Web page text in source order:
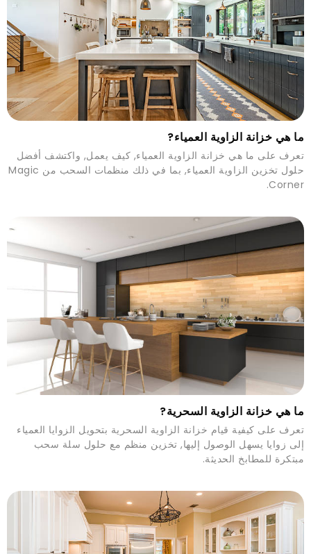
ما هي خزانة الزاوية العمياء?
تعرف على ما هي خزانة الزاوية العمياء, كيف يعمل, واكتشف أفضل
حلول تخزين الزاوية العمياء, بما في ذلك منظمات السحب من Magic
Corner.
ما هي خزانة الزاوية السحرية?
تعرف على كيفية قيام خزانة الزاوية السحرية بتحويل الزوايا العمياء
إلى زوايا يسهل الوصول إليها, تخزين منظم مع حلول سلة سحب
مبتكرة للمطابخ الحديثة.